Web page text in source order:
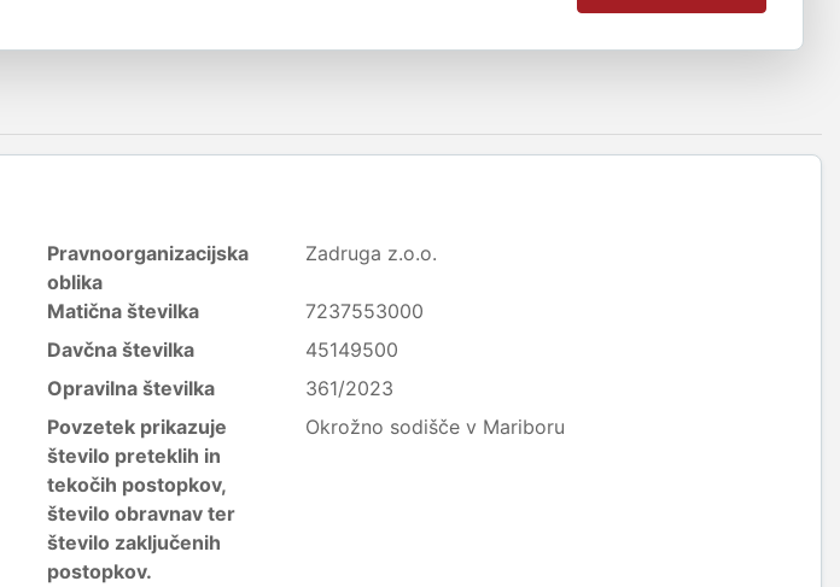
Pravnoorganizacijska
oblika
Zadruga z.o.o.
Matična številka
7237553000
Davčna številka
45149500
Opravilna številka
361/2023
Povzetek prikazuje
število preteklih in
tekočih postopkov,
število obravnav ter
število zaključenih
postopkov.
Okrožno sodišče v Mariboru